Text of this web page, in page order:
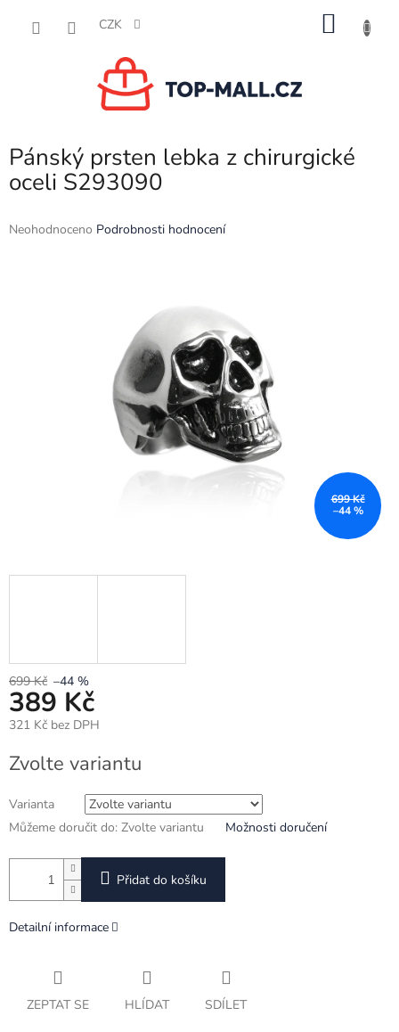
CZK
Pánský prsten lebka z chirurgické
oceli S293090
Průměrné
Neohodnoceno Podrobnosti hodnocení
699 Kč
–44 %
699 Kč –44 %
389 Kč
321 Kč bez DPH
cena:
Zvolte variantu
Varianta
Můžeme doručit do: Zvolte variantu Možnosti doručení
Přidat do košíku
Detailní informace
ZEPTAT SE HLÍDAT SDÍLET